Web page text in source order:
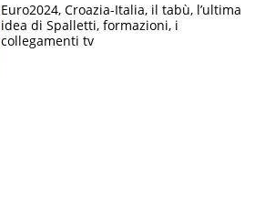
Euro2024, Croazia-Italia, il tabù, l’ultima
idea di Spalletti, formazioni, i
collegamenti tv